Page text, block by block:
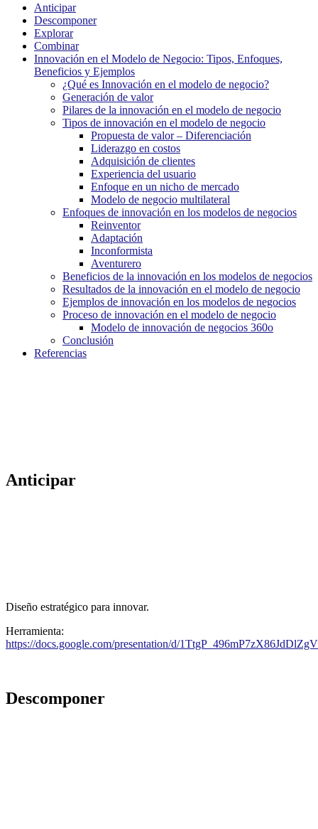
Anticipar
Descomponer
Explorar
Combinar
Innovación en el Modelo de Negocio: Tipos, Enfoques,
Beneficios y Ejemplos
¿Qué es Innovación en el modelo de negocio?
Generación de valor
Pilares de la innovación en el modelo de negocio
Tipos de innovación en el modelo de negocio
Propuesta de valor – Diferenciación
Liderazgo en costos
Adquisición de clientes
Experiencia del usuario
Enfoque en un nicho de mercado
Modelo de negocio multilateral
Enfoques de innovación en los modelos de negocios
Reinventor
Adaptación
Inconformista
Aventurero
Beneficios de la innovación en los modelos de negocios
Resultados de la innovación en el modelo de negocio
Ejemplos de innovación en los modelos de negocios
Proceso de innovación en el modelo de negocio
Modelo de innovación de negocios 360o
Conclusión
Referencias
Anticipar
Diseño estratégico para innovar.
Herramienta:
https://docs.google.com/presentation/d/
Descomponer